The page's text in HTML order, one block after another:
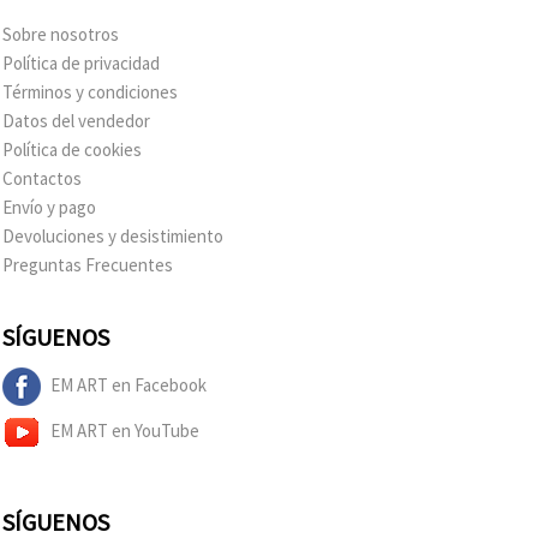
Sobre nosotros
Política de privacidad
Términos y condiciones
Datos del vendedor
Política de cookies
Contactos
Envío y pago
Devoluciones y desistimiento
Preguntas Frecuentes
SÍGUENOS
EM ART en Facebook
EM ART en YouTube
SÍGUENOS